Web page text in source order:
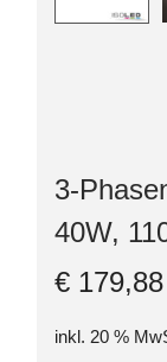
3-
40W,
€ 179,88
inkl. 20 %